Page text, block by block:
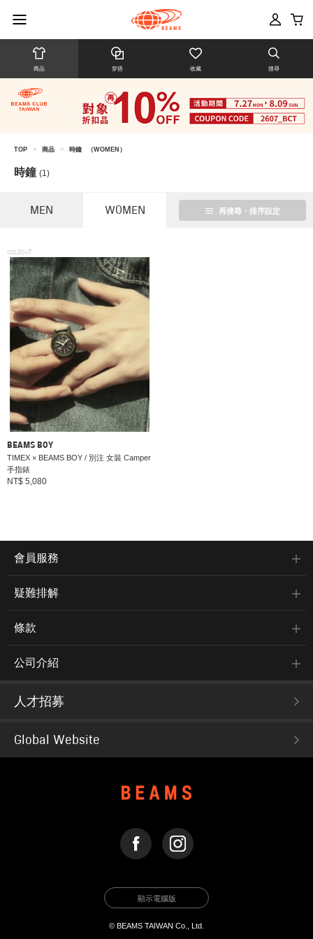
商品 穿搭 收藏 搜尋
TOP > 商品 > 時鐘 （WOMEN）
時鐘 (1)
MEN WOMEN 再搜尋・排序設定
SOLDOUT
BEAMS BOY
TIMEX × BEAMS BOY / 別注 女裝 Camper
手指錶
NT$ 5,080
會員服務
疑難排解
條款
公司介紹
人才招募
Global Website
顯示電腦版
© BEAMS TAIWAN Co., Ltd.